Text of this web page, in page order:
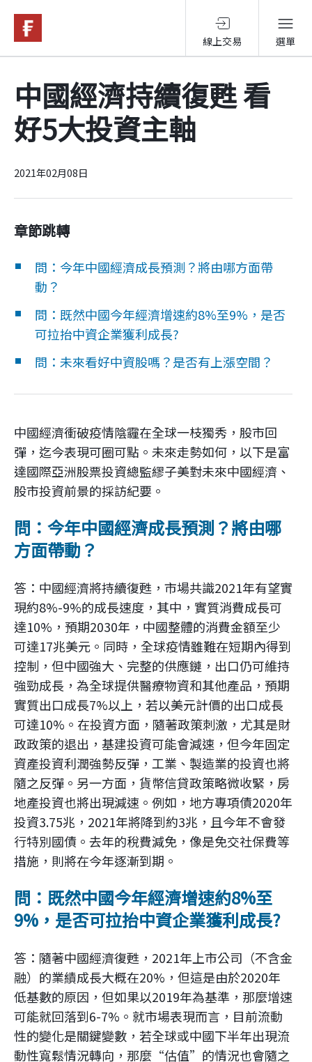
線上交易 選單
基金與配息
永續投資
投資洞見
投資解決方案
關於富達
企業永續
客戶服務
線上交易
中國經濟持續復甦 看
好5大投資主軸
2021年02月08日
章節跳轉
問：今年中國經濟成長預測？將由哪方面帶
動？
問：既然中國今年經濟增速約8%至9%，是否
可拉抬中資企業獲利成長?
問：未來看好中資股嗎？是否有上漲空間？
中國經濟衝破疫情陰霾在全球一枝獨秀，股市回
彈，迄今表現可圈可點。未來走勢如何，以下是富
達國際亞洲股票投資總監繆子美對未來中國經濟、
股市投資前景的採訪紀要。
問：今年中國經濟成長預測？將由哪
方面帶動？
答：中國經濟將持續復甦，市場共識2021年有望實
現約8%-9%的成長速度，其中，實質消費成長可
達10%，預期2030年，中國整體的消費金額至少
可達17兆美元。同時，全球疫情雖難在短期內得到
控制，但中國強大、完整的供應鏈，出口仍可維持
強勁成長，為全球提供醫療物資和其他產品，預期
實質出口成長7%以上，若以美元計價的出口成長
可達10%。在投資方面，隨著政策刺激，尤其是財
政政策的退出，基建投資可能會減速，但今年固定
資產投資利潤強勢反彈，工業、製造業的投資也將
隨之反彈。另一方面，貨幣信貸政策略微收緊，房
地產投資也將出現減速。例如，地方專項債2020年
投資3.75兆，2021年將降到約3兆，且今年不會發
行特別國債。去年的稅費減免，像是免交社保費等
措施，則將在今年逐漸到期。
問：既然中國今年經濟增速約8%至
9%，是否可拉抬中資企業獲利成長?
答：隨著中國經濟復甦，2021年上市公司（不含金
融）的業績成長大概在20%，但這是由於2020年
低基數的原因，但如果以2019年為基準，那麼增速
可能就回落到6-7%。就市場表現而言，目前流動
性的變化是關鍵變數，若全球或中國下半年出現流
動性寬鬆情況轉向，那麼“估值”的情況也會隨之